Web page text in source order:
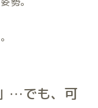
…でも、可